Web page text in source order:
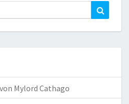
Mylord Cathago